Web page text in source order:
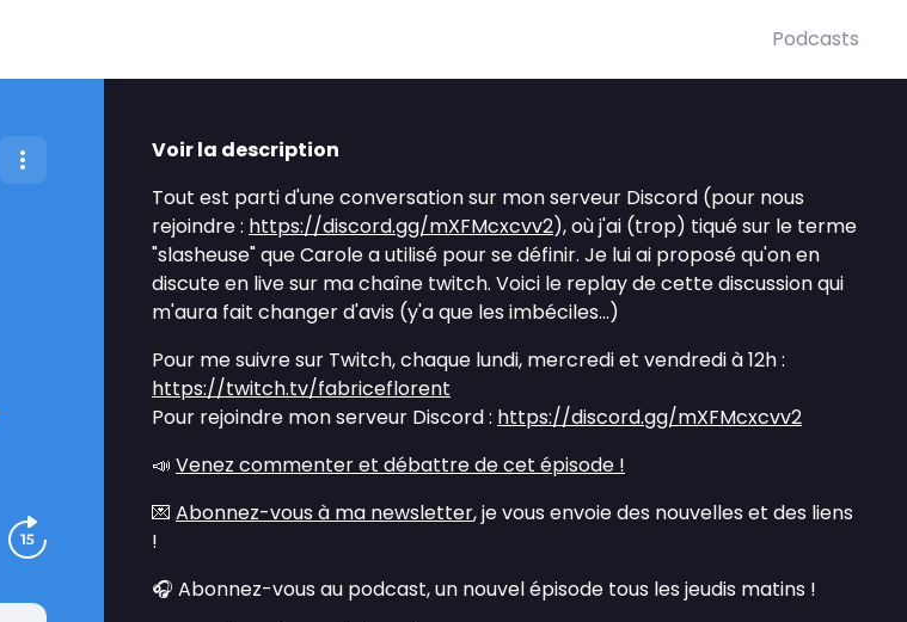
Podcasts
Voir la description
Tout est parti d'une conversation sur mon serveur Discord (pour nous
rejoindre : https://discord.gg/mXFMcxcvv2), où j'ai (trop) tiqué sur le terme
"slasheuse" que Carole a utilisé pour se définir. Je lui ai proposé qu'on en
discute en live sur ma chaîne twitch. Voici le replay de cette discussion qui
m'aura fait changer d'avis (y'a que les imbéciles...)
Pour me suivre sur Twitch, chaque lundi, mercredi et vendredi à 12h :
https://twitch.tv/fabriceflorent
Pour rejoindre mon serveur Discord : https://discord.gg/mXFMcxcvv2
📣 Venez commenter et débattre de cet épisode !
💌 Abonnez-vous à ma newsletter, je vous envoie des nouvelles et des liens
!
🎧 Abonnez-vous au podcast, un nouvel épisode tous les jeudis matins !